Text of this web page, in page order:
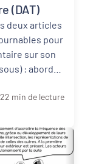
(DAT)
deux articles
pour
sur son
: aborde
22 min de lecture